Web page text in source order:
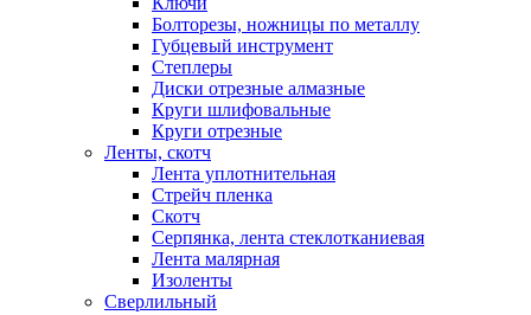
Болторезы, ножницы по металлу
Губцевый инструмент
Степлеры
Диски отрезные алмазные
Круги шлифовальные
Круги отрезные
Ленты, скотч
Лента уплотнительная
Стрейч пленка
Скотч
Серпянка, лента стеклотканиевая
Лента малярная
Изоленты
Сверлильный